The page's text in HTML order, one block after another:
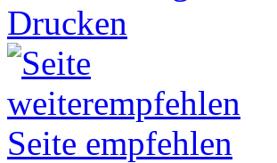
Drucken
Seite empfehlen